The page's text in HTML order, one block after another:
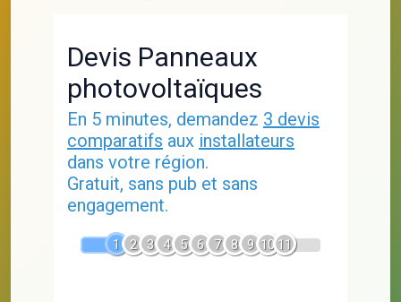
Devis Panneaux
photovoltaïques
En 5 minutes, demandez 3 devis
comparatifs aux installateurs
dans votre région.
Gratuit, sans pub et sans
engagement.
1 2 3 4 5 6 7 8 9 10 11